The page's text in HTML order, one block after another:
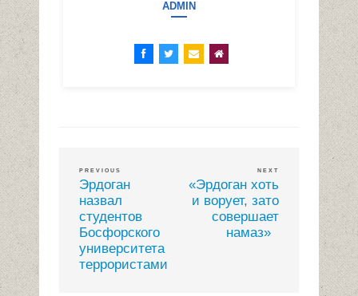
ADMIN
PREVIOUS
Эрдоган
назвал
студентов
Босфорского
университета
террористами
NEXT
«Эрдоган хоть
и ворует, зато
совершает
намаз»